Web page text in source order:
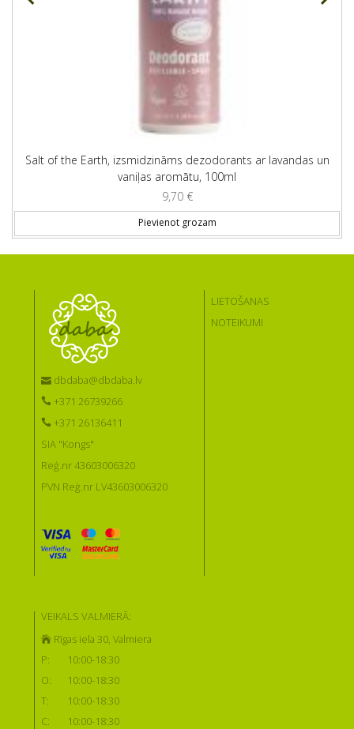
Salt of the Earth, izsmidzināms dezodorants ar lavandas un
vaniļas aromātu, 100ml
9,70 €
Pievienot grozam
dbdaba@dbdaba.lv
+371 26739266
+371 26136411
SIA "Kongs"
Reģ.nr 43603006320
PVN Reģ.nr LV43603006320
LIETOŠANAS
NOTEIKUMI
VEIKALS VALMIERĀ:
Rīgas iela 30, Valmiera
P:
10:00-18:30
O:
10:00-18:30
T:
10:00-18:30
C:
10:00-18:30